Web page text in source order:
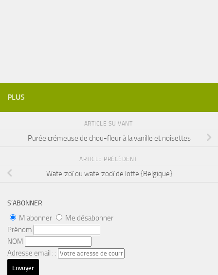
PLUS
ARTICLE SUIVANT
Purée crémeuse de chou-fleur à la vanille et noisettes
ARTICLE PRÉCÉDENT
Waterzoï ou waterzooï de lotte {Belgique}
S’ABONNER
M'abonner
Me désabonner
Prénom
NOM
Adresse email : :